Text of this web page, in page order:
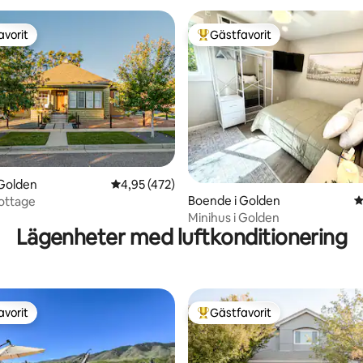
betyg, 146 omdömen4,95 av 5 i genomsnittligt betyg, 472
4,95 (472)
Populär gästfavorit
Gästfavorit
Boende i Golden
Minihus i Golden
Lägenheter med luftkonditionering
Populär gästfavorit
Gästfavorit